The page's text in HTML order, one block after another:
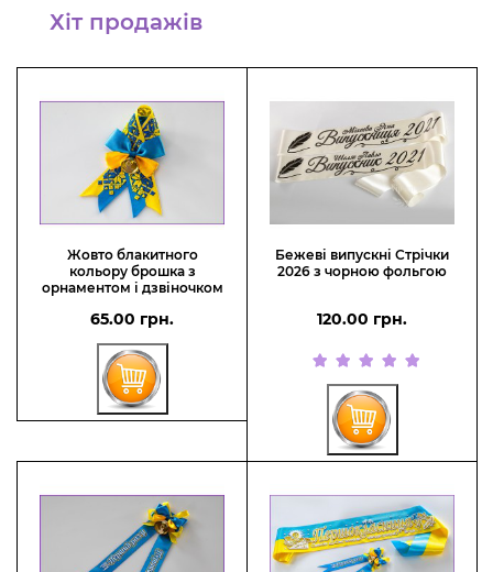
Хіт продажів
Жовто блакитного
кольору брошка з
орнаментом і дзвіночком
65.00 грн.
Бежеві випускні Стрічки
2026 з чорною фольгою
120.00 грн.